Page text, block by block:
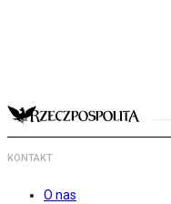
KONTAKT
O nas